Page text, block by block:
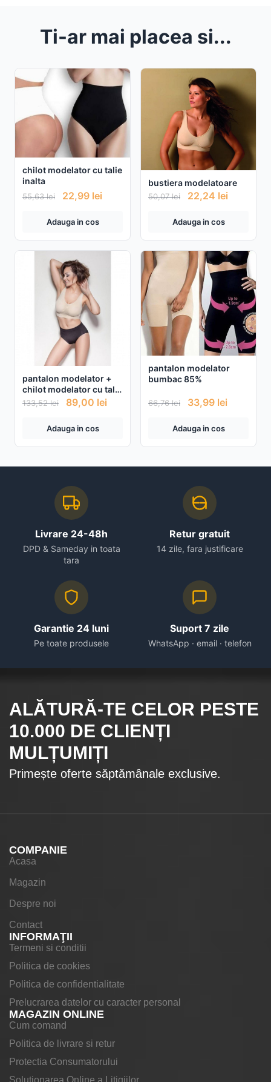
Ti-ar mai placea si...
chilot modelator cu talie
inalta
55,63lei 22,99 lei
Adauga in cos
bustiera modelatoare
50,07lei 22,24 lei
Adauga in cos
pantalon modelator +
chilot modelator cu talie
inalta + bustiera
modelatoare + cadou
reglabila de la S la XXL
133,52lei 89,00 lei
Adauga in cos
pantalon modelator
bumbac 85%
66,76lei 33,99 lei
Adauga in cos
Livrare 24-48h
DPD & Sameday in toata
tara
Retur gratuit
14 zile, fara justificare
Garantie 24 luni
Pe toate produsele
Suport 7 zile
WhatsApp · email · telefon
ALĂTURĂ-TE CELOR PESTE
10.000 DE CLIENȚI
MULȚUMIȚI
Primește oferte săptămânale exclusive.
COMPANIE
Acasa
Magazin
Despre noi
Contact
INFORMAŢII
Termeni si conditii
Politica de cookies
Politica de confidentialitate
Prelucrarea datelor cu caracter personal
MAGAZIN ONLINE
Cum comand
Politica de livrare si retur
Protectia Consumatorului